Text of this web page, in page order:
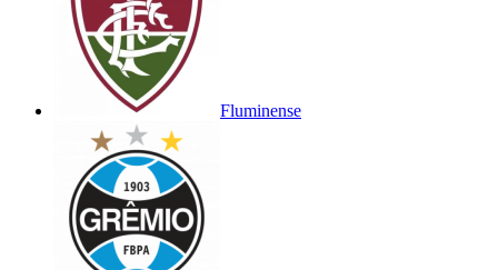
Fluminense